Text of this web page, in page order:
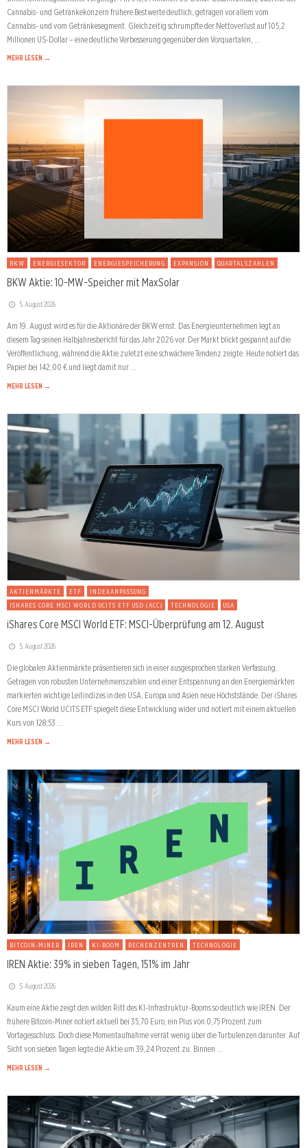
Cannabis- und Getränkekonzern frühere Bestwerte deutlich, getragen vor allem vom
Cannabis- und vom Getränkesegment. Gleichzeitig schrumpfte der Nettoverlust auf 105,2
Millionen US-Dollar – eine deutliche Verbesserung gegenüber den Vorquartalen, …
MEHR LESEN →
BKW ENERGIESEKTOR ENERGIESPEICHERUNG EXPANSION QUARTALSZAHLEN
BKW Aktie: 10-MW-Speicher mit MaxSolar
5. August 2026
Am 19. August wird es für die Aktionäre der BKW ernst. Das Energieunternehmen legt an
diesem Tag seinen Halbjahresbericht für das Jahr 2026 vor. Der Markt blickt gespannt auf die
Veröffentlichung, während die Aktie zuletzt eine schwächere Tendenz zeigte. Heute notiert das
Papier bei 142,00 € und liegt damit nur …
MEHR LESEN →
AKTIENMÄRKTE ETF
INDEXANPASSUNG
ISHARES CORE MSCI WORLD UCITS ETF USD (ACC)
TECHNOLOGIE USA
iShares Core MSCI World ETF: MSCI-Überprüfung am 12. August
5. August 2026
Die globalen Aktienmärkte präsentieren sich in einer ausgesprochen starken Verfassung.
Getragen von robusten Unternehmenszahlen und einer Entspannung an den Energiemärkten
markierten wichtige Leitindizes in den USA, Europa und Asien neue Höchststände. Der iShares
Core MSCI World UCITS ETF spiegelt diese Entwicklung wider und notiert mit einem aktuellen
Kurs von 128,53 …
MEHR LESEN →
BITCOIN-MINER IREN KI-BOOM RECHENZENTREN TECHNOLOGIE
IREN Aktie: 39% in sieben Tagen, 151% im Jahr
5. August 2026
Kaum eine Aktie zeigt den wilden Ritt des KI-Infrastruktur-Booms so deutlich wie IREN. Der
frühere Bitcoin-Miner notiert aktuell bei 35,70 Euro, ein Plus von 0,75 Prozent zum
Vortagesschluss. Doch diese Momentaufnahme verrät wenig über die Turbulenzen darunter. Auf
Sicht von sieben Tagen legte die Aktie um 39,24 Prozent zu. Binnen …
MEHR LESEN →